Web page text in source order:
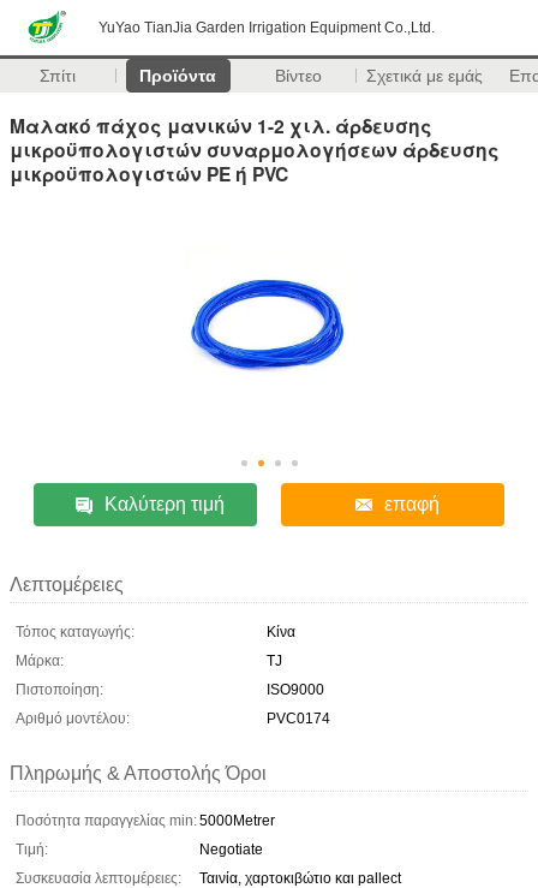
YuYao TianJia Garden Irrigation Equipment Co.,Ltd.
Σπίτι Προϊόντα Βίντεο Σχετικά με εμάς
Μαλακό πάχος μανικών 1-2 χιλ. άρδευσης
μικροϋπολογιστών συναρμολογήσεων άρδευσης
μικροϋπολογιστών PE ή PVC
Καλύτερη τιμή επαφή
Λεπτομέρειες
Τόπος καταγωγής:
Κίνα
Μάρκα:
TJ
Πιστοποίηση:
ISO9000
Αριθμό μοντέλου:
PVC0174
Πληρωμής & Αποστολής Όροι
Ποσότητα παραγγελίας min:5000Metrer
Τιμή:
Negotiate
Συσκευασία λεπτομέρειες:
Ταινία, χαρτοκιβώτιο και pallect